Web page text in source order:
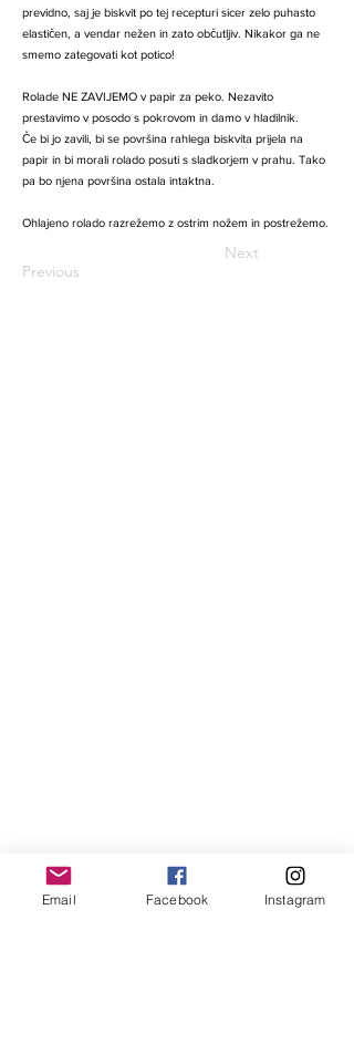
previdno, saj je biskvit po tej recepturi sicer zelo puhasto
elastičen, a vendar nežen in zato občutljiv. Nikakor ga ne
smemo zategovati kot potico!
Rolade NE ZAVIJEMO v papir za peko. Nezavito
prestavimo v posodo s pokrovom in damo v hladilnik.
Če bi jo zavili, bi se površina rahlega biskvita prijela na
papir in bi morali rolado posuti s sladkorjem v prahu. Tako
pa bo njena površina ostala intaktna.
Ohlajeno rolado razrežemo z ostrim nožem in postrežemo.
Previous
Next
Email Facebook Instagram